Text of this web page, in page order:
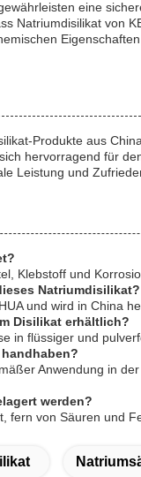
eine
Natriumdisilikat von
Produkte aus
hervorragend für
Leistung und
Klebstoff und
Natriumdisilikat?
und wird in China
Disilikat erhältlich?
in flüssiger und
Anwendung in
werden?
fern von Säuren und